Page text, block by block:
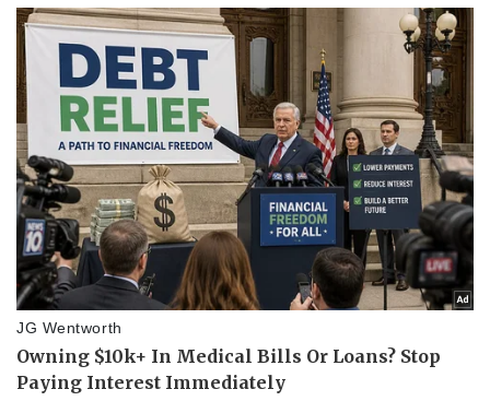
Doanh nghiệp
Thông tin doanh nghiệp
Doanh nghiệp 24h
Doanh nhân
Vì cộng đồng
Công nghệ
Sành điệu
Tin Công nghệ
Trải nghiệm
Chuyển đổi số